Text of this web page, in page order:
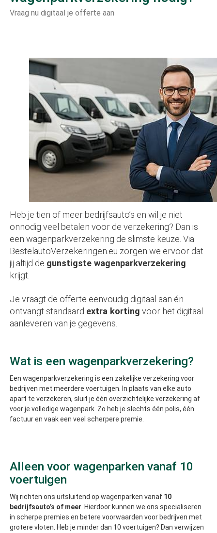
Vraag nu digitaal je offerte aan
Heb je tien of meer bedrijfsauto’s en wil je niet
onnodig veel betalen voor de verzekering? Dan is
een wagenparkverzekering de slimste keuze. Via
BestelautoVerzekeringen.eu zorgen we ervoor dat
jij altijd de gunstigste wagenparkverzekering
krijgt.
Je vraagt de offerte eenvoudig digitaal aan én
ontvangt standaard extra korting voor het digitaal
aanleveren van je gegevens.
Wat is een wagenparkverzekering?
Een wagenparkverzekering is een zakelijke verzekering voor
bedrijven met meerdere voertuigen. In plaats van elke auto
apart te verzekeren, sluit je één overzichtelijke verzekering af
voor je volledige wagenpark. Zo heb je slechts één polis, één
factuur en vaak een veel scherpere premie.
Alleen voor wagenparken vanaf 10
voertuigen
Wij richten ons uitsluitend op wagenparken vanaf 10
bedrijfsauto’s of meer . Hierdoor kunnen we ons specialiseren
in scherpe premies en betere voorwaarden voor bedrijven met
grotere vloten. Heb je minder dan 10 voertuigen? Dan verwijzen